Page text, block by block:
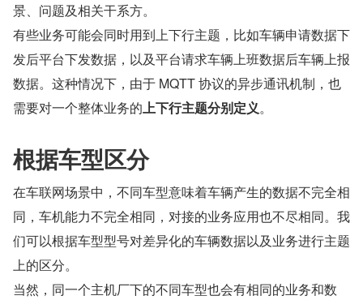
景、问题及相关干系方。
有些业务可能会同时用到上下行主题，比如车辆申请数据下
发后平台下发数据，以及平台请求车辆上班数据后车辆上报
数据。这种情况下，由于 MQTT 协议的异步通讯机制，也
需要对一个整体业务的上下行主题分别定义。
根据车型区分
在车联网场景中，不同车型意味着车辆产生的数据不完全相
同，车机能力不完全相同，对接的业务应用也不尽相同。我
们可以根据车型型号对差异化的车辆数据以及业务进行主题
上的区分。
当然，同一个主机厂下的不同车型也会有相同的业务和数